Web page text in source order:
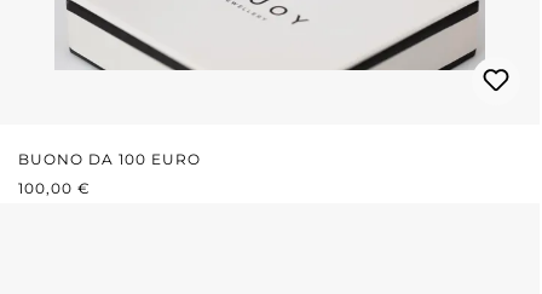
BUONO DA 100 EURO
PREZZO NORMALE:
100,00 €